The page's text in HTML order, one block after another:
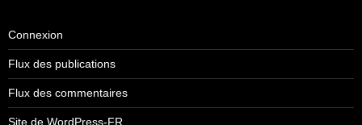
Connexion
Flux des publications
Flux des commentaires
Site de WordPress-FR